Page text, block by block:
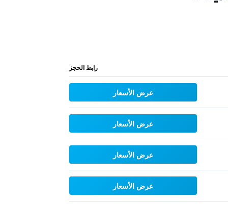
رابط الحجز
عرض الأسعار
عرض الأسعار
عرض الأسعار
عرض الأسعار